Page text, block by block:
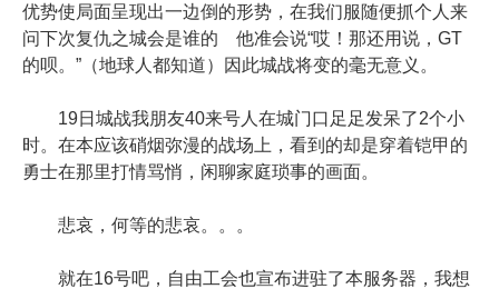
优势使局面呈现出一边倒的形势，在我们服随便抓个人来
问下次复仇之城会是谁的 他准会说“哎！那还用说，GT
的呗。”（地球人都知道）因此城战将变的毫无意义。
19日城战我朋友40来号人在城门口足足发呆了2个小
时。在本应该硝烟弥漫的战场上，看到的却是穿着铠甲的
勇士在那里打情骂悄，闲聊家庭琐事的画面。
悲哀，何等的悲哀。。。
就在16号吧，自由工会也宣布进驻了本服务器，我想